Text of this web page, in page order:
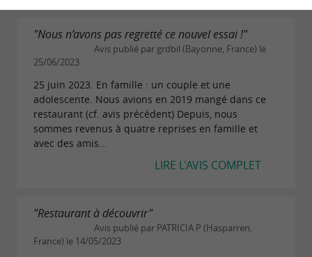
"Nous n’avons pas regretté ce nouvel essai !"
Avis publié par grdbil (Bayonne, France) le
25/06/2023
25 juin 2023. En famille : un couple et une
adolescente. Nous avions en 2019 mangé dans ce
restaurant (cf. avis précédent) Depuis, nous
sommes revenus à quatre reprises en famille et
avec des amis...
LIRE L'AVIS COMPLET
"Restaurant à découvrir"
Avis publié par PATRICIA P (Hasparren,
France) le 14/05/2023